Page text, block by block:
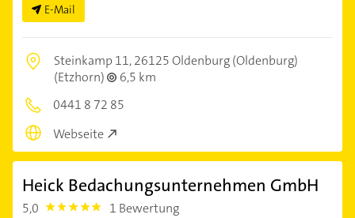
E-Mail
Steinkamp 11,26125 Oldenburg (Oldenburg)
(Etzhorn)
6,5 km
0441 8 72 85
Webseite
Heick Bedachungsunternehmen GmbH
5,0 5.0 1 Bewertung